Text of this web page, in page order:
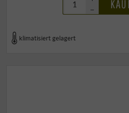
–
klimatisiert gelagert